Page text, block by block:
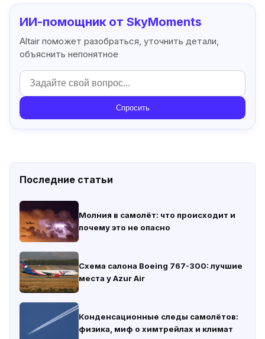
ИИ-помощник от SkyMoments
Altair поможет разобраться, уточнить детали,
объяснить непонятное
Спросить
Последние статьи
Молния в самолёт: что происходит и
почему это не опасно
Схема салона Boeing 767-300: лучшие
места у Azur Air
Конденсационные следы самолётов:
физика, миф о химтрейлах и климат